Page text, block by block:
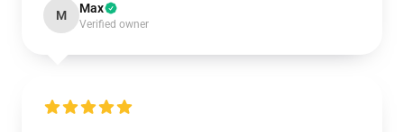
M Max
Verified owner